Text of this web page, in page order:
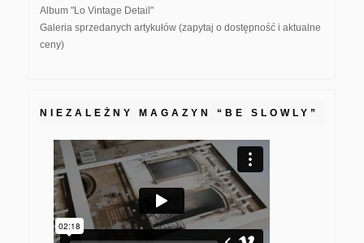
Album "Lo Vintage Detail"
Galeria sprzedanych artykułów (zapytaj o dostępność i aktualne
ceny)
NIEZALEŻNY MAGAZYN “BE SLOWLY”